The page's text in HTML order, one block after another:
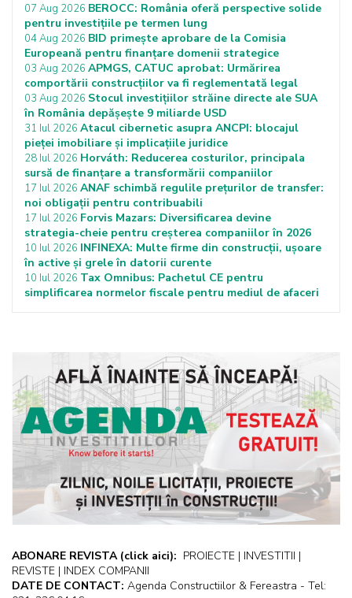
07 Aug 2026 BEROCC: România oferă perspective solide
pentru investițiile pe termen lung
04 Aug 2026 BID primește aprobare de la Comisia
Europeană pentru finanțare domenii strategice
03 Aug 2026 APMGS, CATUC aprobat: Urmărirea
comportării construcțiilor va fi reglementată legal
03 Aug 2026 Stocul investițiilor străine directe ale SUA
în România depășește 9 miliarde USD
31 Iul 2026 Atacul cibernetic asupra ANCPI: blocajul
pieței imobiliare și implicațiile juridice
28 Iul 2026 Horváth: Reducerea costurilor, principala
sursă de finanțare a transformării companiilor
17 Iul 2026 ANAF schimbă regulile prețurilor de transfer:
noi obligații pentru contribuabili
17 Iul 2026 Forvis Mazars: Diversificarea devine
strategia-cheie pentru creșterea companiilor în 2026
10 Iul 2026 INFINEXA: Multe firme din construcții, ușoare
în active și grele în datorii curente
10 Iul 2026 Tax Omnibus: Pachetul CE pentru
simplificarea normelor fiscale pentru mediul de afaceri
ABONARE REVISTA (click aici): PROIECTE | INVESTITII |
REVISTE | INDEX COMPANII
DATE DE CONTACT: Agenda Constructiilor & Fereastra - Tel: